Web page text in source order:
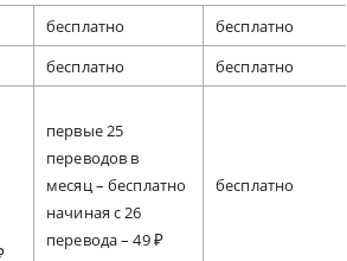
бесплатно бесплатно
бесплатно бесплатно
первые 25
переводов в
месяц – бесплатно
начиная с 26
перевода – 49 ₽
бесплатно